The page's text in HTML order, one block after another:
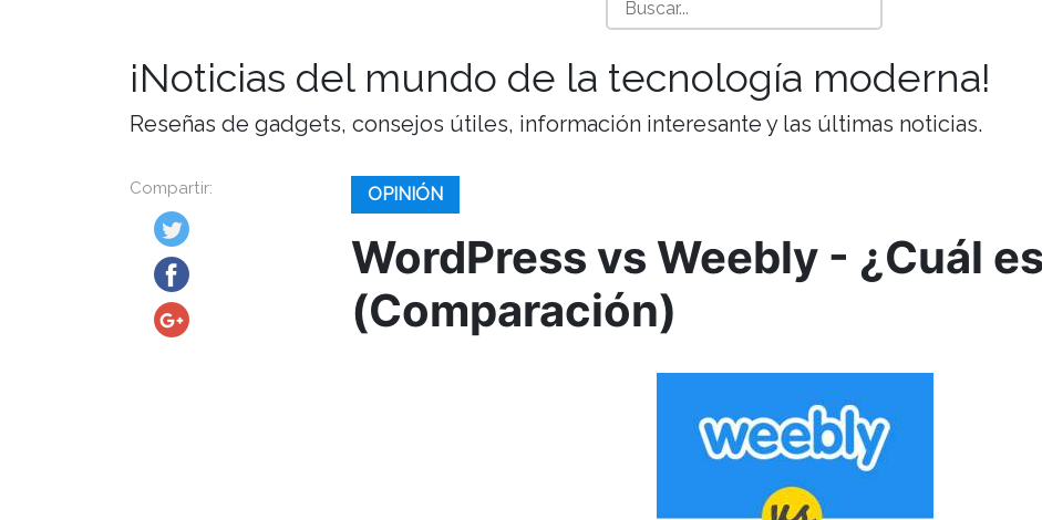
¡Noticias del mundo de la tecnología moderna!
Reseñas de gadgets, consejos útiles, información interesante y las últimas noticias.
Compartir: OPINIÓN
WordPress vs Weebly - ¿Cuál
(Comparación)